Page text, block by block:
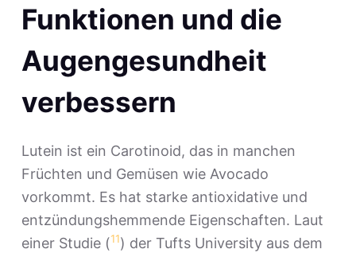
Funktionen und die
Augengesundheit
verbessern
Lutein ist ein Carotinoid, das in manchen
Früchten und Gemüsen wie Avocado
vorkommt. Es hat starke antioxidative und
entzündungshemmende Eigenschaften. Laut
einer Studie (11) der Tufts University aus dem